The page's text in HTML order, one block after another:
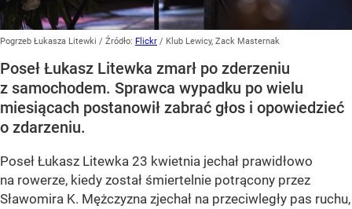
Pogrzeb Łukasza Litewki / Źródło: Flickr / Klub Lewicy, Zack Masternak
Poseł Łukasz Litewka zmarł po zderzeniu
z samochodem. Sprawca wypadku po wielu
miesiącach postanowił zabrać głos i opowiedzieć
o zdarzeniu.
Poseł Łukasz Litewka 23 kwietnia jechał prawidłowo
na rowerze, kiedy został śmiertelnie potrącony przez
Sławomira K. Mężczyzna zjechał na przeciwległy pas ruchu,